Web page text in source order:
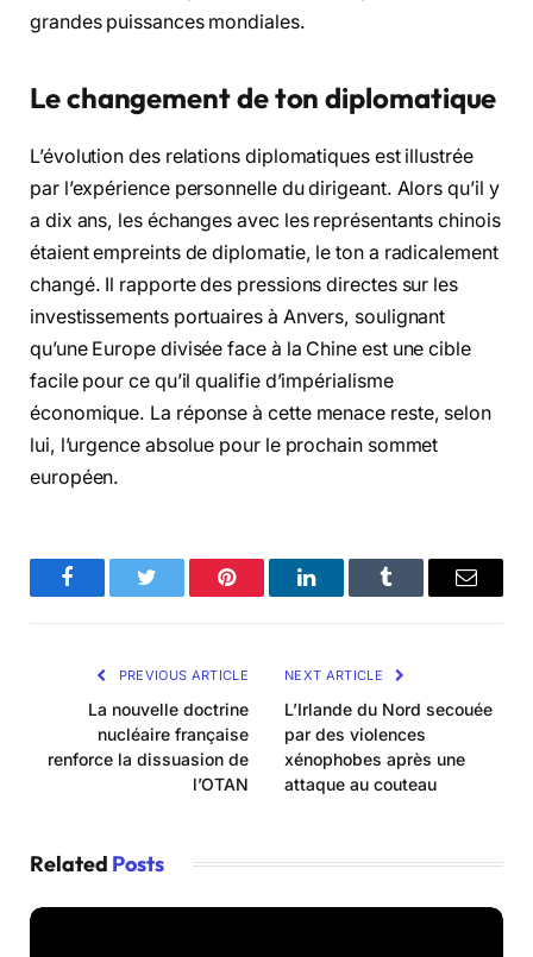
grandes puissances mondiales.
Le changement de ton diplomatique
L’évolution des relations diplomatiques est illustrée
par l’expérience personnelle du dirigeant. Alors qu’il y
a dix ans, les échanges avec les représentants chinois
étaient empreints de diplomatie, le ton a radicalement
changé. Il rapporte des pressions directes sur les
investissements portuaires à Anvers, soulignant
qu’une Europe divisée face à la Chine est une cible
facile pour ce qu’il qualifie d’impérialisme
économique. La réponse à cette menace reste, selon
lui, l’urgence absolue pour le prochain sommet
européen.
FacebookTwitter Pinterest LinkedInTumblr Email
PREVIOUS ARTICLE
La nouvelle doctrine
nucléaire française
renforce la dissuasion de
l’OTAN
NEXT ARTICLE
L’Irlande du Nord secouée
par des violences
xénophobes après une
attaque au couteau
Related Posts